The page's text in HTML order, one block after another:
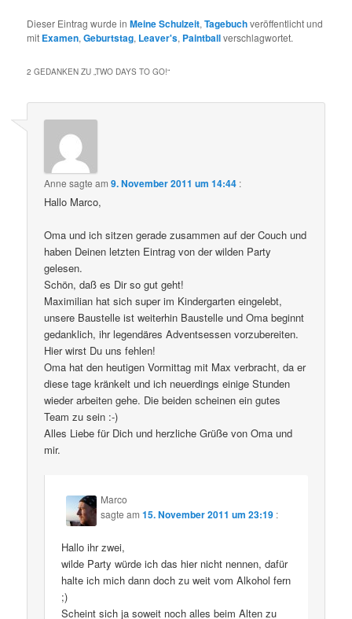
Dieser Eintrag wurde inMeine Schulzeit,Tagebuchveröffentlicht und
mit Examen,Geburtstag, Leaver's, Paintballverschlagwortet.
2 GEDANKEN ZU „TWO DAYS TO GO!“
Anne sagte am9. November 2011 um 14:44 :
Hallo Marco,
Oma und ich sitzen gerade zusammen auf der Couch und
haben Deinen letzten Eintrag von der wilden Party
gelesen.
Schön, daß es Dir so gut geht!
Maximilian hat sich super im Kindergarten eingelebt,
unsere Baustelle ist weiterhin Baustelle und Oma beginnt
gedanklich, ihr legendäres Adventsessen vorzubereiten.
Hier wirst Du uns fehlen!
Oma hat den heutigen Vormittag mit Max verbracht, da er
diese tage kränkelt und ich neuerdings einige Stunden
wieder arbeiten gehe. Die beiden scheinen ein gutes
Team zu sein :-)
Alles Liebe für Dich und herzliche Grüße von Oma und
mir.
Marco
sagte am15. November 2011 um 23:19 :
Hallo ihr zwei,
wilde Party würde ich das hier nicht nennen, dafür
halte ich mich dann doch zu weit vom Alkohol fern
;)
Scheint sich ja soweit noch alles beim Alten zu